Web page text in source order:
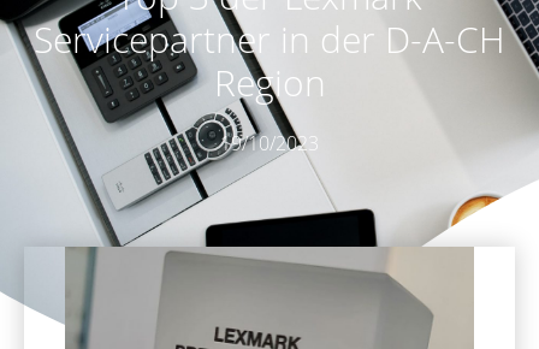
Servicepartner in der D-A-CH
Region
19/10/2023